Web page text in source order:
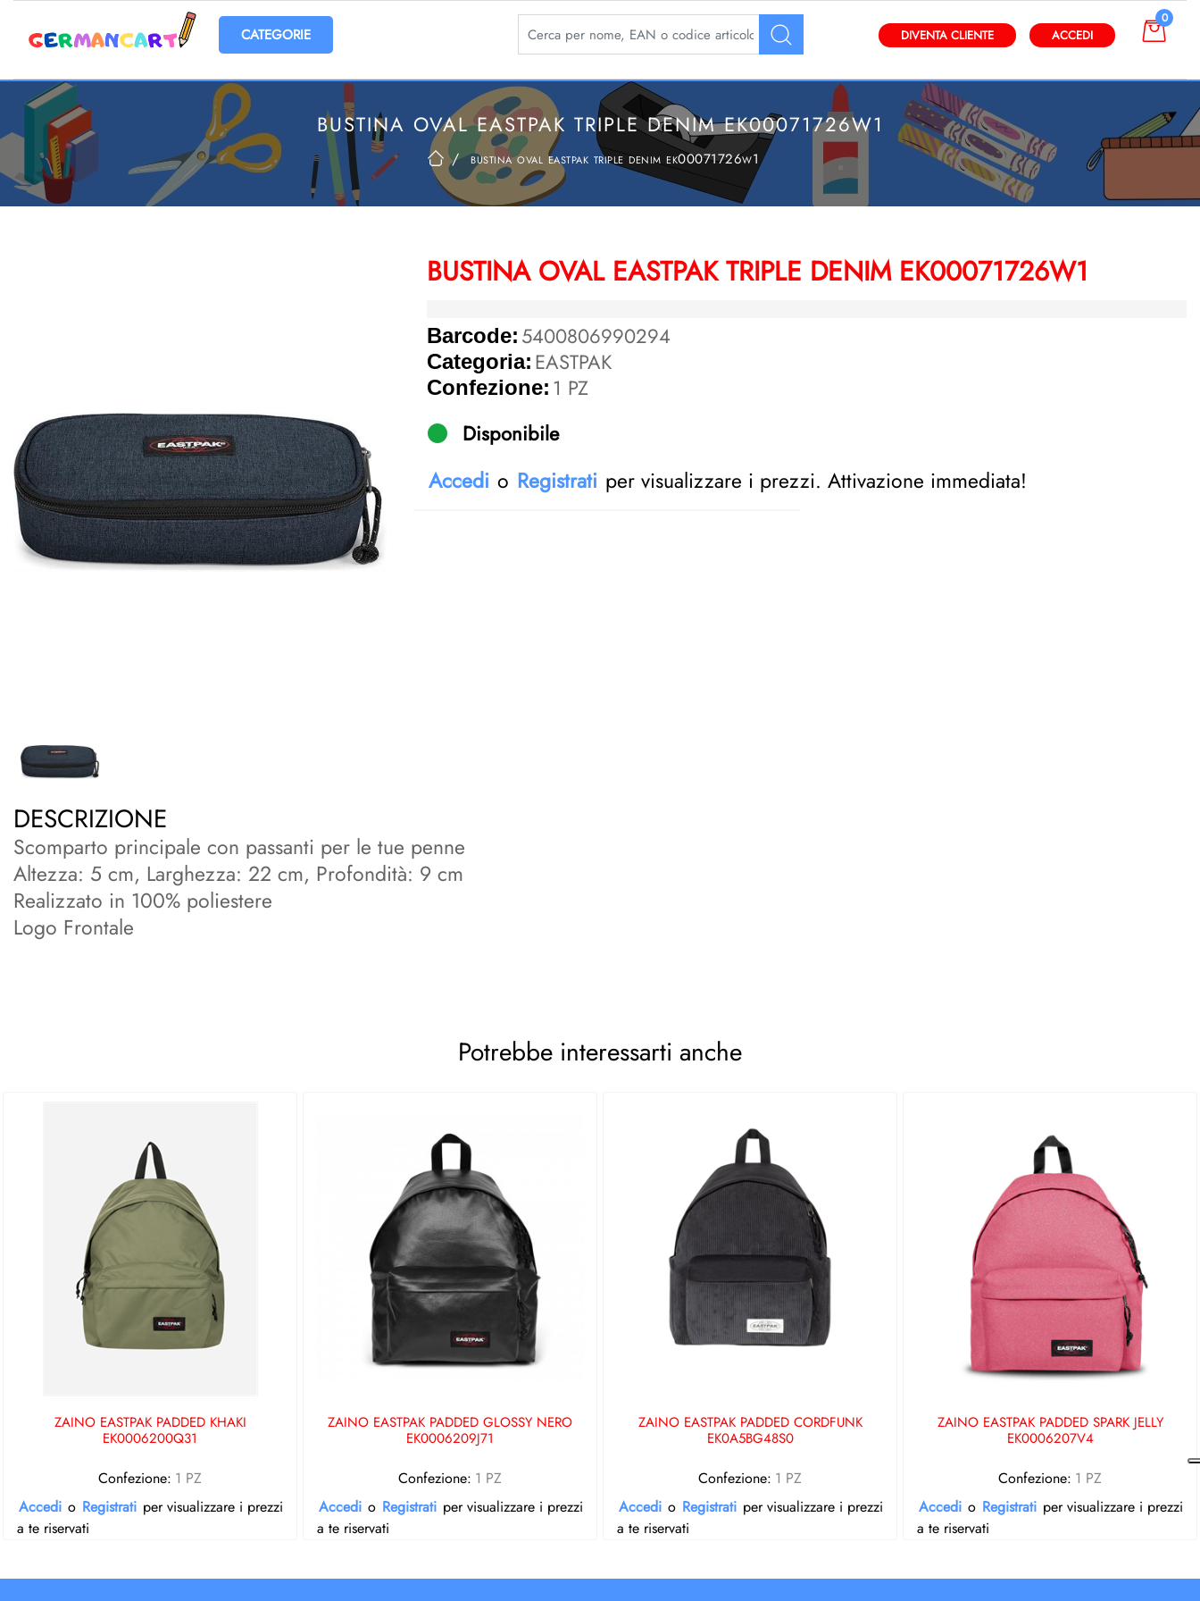
Open menu La modifica di un filtro aggiorna automaticamente gli altri filtri disponibili.
DIVENTA CLIENTE ACCEDI
0
BUSTINA OVAL EASTPAK TRIPLE DENIM EK00071726W1
bustina oval eastpak triple denim ek00071726w1
BUSTINA OVAL EASTPAK TRIPLE DENIM EK00071726W1
Barcode: 5400806990294
Categoria: EASTPAK
Confezione: 1 PZ
Disponibile
Accedi o Registrati per visualizzare i prezzi. Attivazione immediata!
DESCRIZIONE
Scomparto principale con passanti per le tue penne
Altezza: 5 cm, Larghezza: 22 cm, Profondità: 9 cm
Realizzato in 100% poliestere
Logo Frontale
Potrebbe interessarti anche
ZAINO EASTPAK PADDED KHAKI
EK0006200Q31
Confezione: 1 PZ
Accedi o Registrati per visualizzare i prezzi
a te riservati
ZAINO EASTPAK PADDED GLOSSY NERO
EK0006209J71
Confezione: 1 PZ
Accedi o Registrati per visualizzare i prezzi
a te riservati
ZAINO EASTPAK PADDED CORDFUNK
EK0A5BG48S0
Confezione: 1 PZ
Accedi o Registrati per visualizzare i prezzi
a te riservati
ZAINO EASTPAK PADDED SPARK JELLY
EK0006207V4
Confezione: 1 PZ
Accedi o Registrati per visualizzare i prezzi
a te riservati